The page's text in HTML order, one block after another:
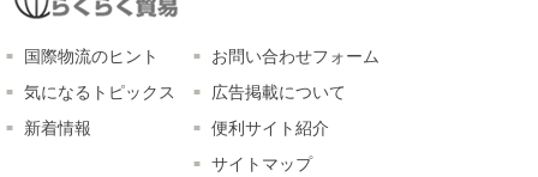
国際物流のヒント
気になるトピックス
新着情報
お問い合わせフォーム
広告掲載について
便利サイト紹介
サイトマップ